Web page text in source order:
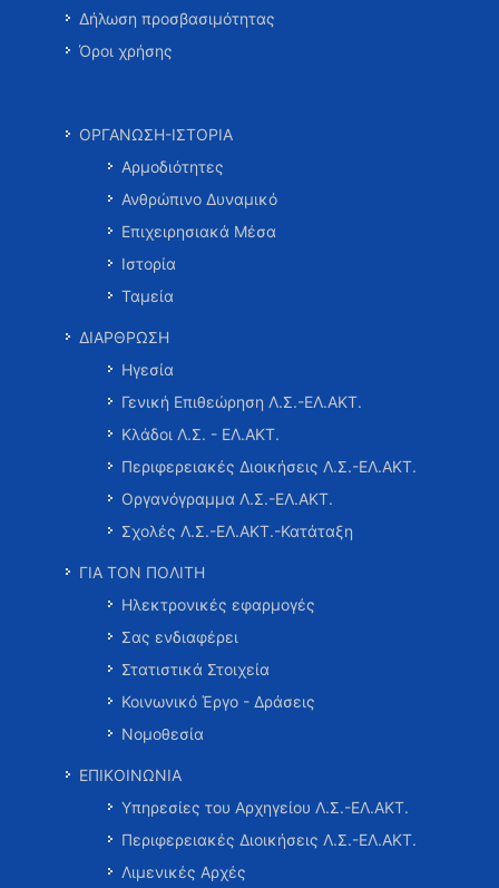
Δήλωση προσβασιμότητας
Όροι χρήσης
ΟΡΓΑΝΩΣΗ-ΙΣΤΟΡΙΑ
Αρμοδιότητες
Ανθρώπινο Δυναμικό
Επιχειρησιακά Μέσα
Ιστορία
Ταμεία
ΔΙΑΡΘΡΩΣΗ
Ηγεσία
Γενική Επιθεώρηση Λ.Σ.-ΕΛ.ΑΚΤ.
Κλάδοι Λ.Σ. - ΕΛ.ΑΚΤ.
Περιφερειακές Διοικήσεις Λ.Σ.-ΕΛ.ΑΚΤ.
Οργανόγραμμα Λ.Σ.-ΕΛ.ΑΚΤ.
Σχολές Λ.Σ.-ΕΛ.ΑΚΤ.-Κατάταξη
ΓΙΑ ΤΟΝ ΠΟΛΙΤΗ
Ηλεκτρονικές εφαρμογές
Σας ενδιαφέρει
Στατιστικά Στοιχεία
Κοινωνικό Έργο - Δράσεις
Νομοθεσία
ΕΠΙΚΟΙΝΩΝΙΑ
Υπηρεσίες του Αρχηγείου Λ.Σ.-ΕΛ.ΑΚΤ.
Περιφερειακές Διοικήσεις Λ.Σ.-ΕΛ.ΑΚΤ.
Λιμενικές Αρχές